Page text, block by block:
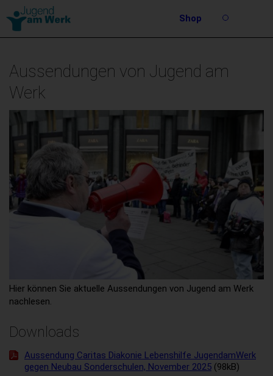
Barrierefreie
Bedienung
Webseite
Shop
Aussendungen von Jugend am
Werk
Hier können Sie aktuelle Aussendungen von Jugend am Werk
nachlesen.
Downloads
Aussendung Caritas Diakonie Lebenshilfe JugendamWerk
gegen Neubau Sonderschulen, November 2025 (98kB)